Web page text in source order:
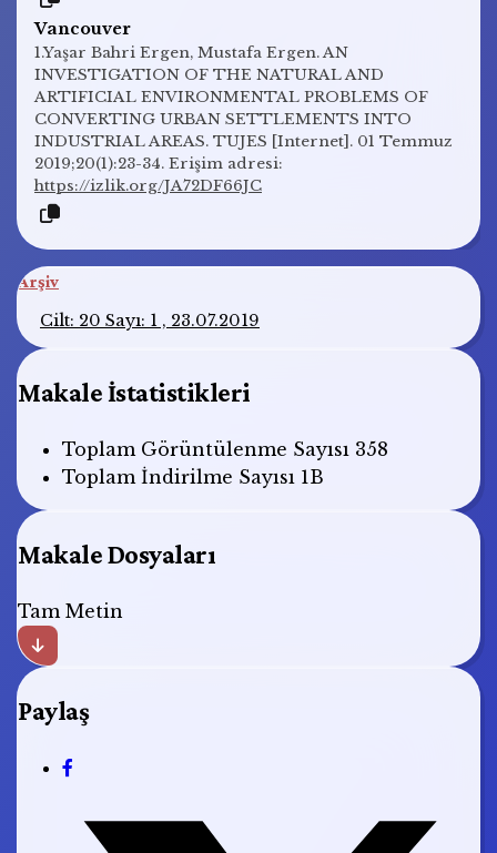
Vancouver
1.Yaşar Bahri Ergen, Mustafa Ergen. AN
INVESTIGATION OF THE NATURAL AND
ARTIFICIAL ENVIRONMENTAL PROBLEMS OF
CONVERTING URBAN SETTLEMENTS INTO
INDUSTRIAL AREAS. TUJES [Internet]. 01 Temmuz
2019;20(1):23-34. Erişim adresi:
https://izlik.org/JA72DF66JC
Arşiv
Cilt: 20 Sayı: 1 , 23.07.2019
Makale İstatistikleri
Toplam Görüntülenme Sayısı 358
Toplam İndirilme Sayısı 1B
Makale Dosyaları
Tam Metin
Paylaş